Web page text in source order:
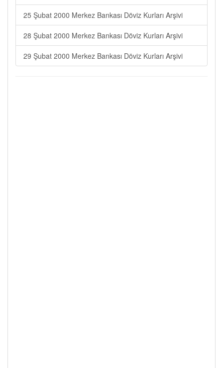
25 Şubat 2000 Merkez Bankası Döviz Kurları Arşivi
28 Şubat 2000 Merkez Bankası Döviz Kurları Arşivi
29 Şubat 2000 Merkez Bankası Döviz Kurları Arşivi